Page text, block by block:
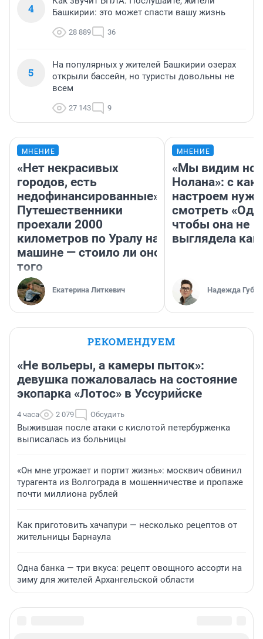
4
Башкирии: это может спасти вашу жизнь
28 889 36
5
На популярных у жителей Башкирии озерах
открыли бассейн, но туристы довольны не
всем
27 143 9
МНЕНИЕ
«Нет некрасивых
городов, есть
недофинансированные».
Путешественники
проехали 2000
километров по Уралу на
машине — стоило ли оно
того
Екатерина Литкевич
МНЕНИЕ
«Мы видим
Нолана»: с
настроем
смотреть
чтобы она не
выглядела как
Надежда
РЕКОМЕНДУЕМ
«Не вольеры, а камеры пыток»:
девушка пожаловалась на состояние
экопарка «Лотос» в Уссурийске
4 часа 2 079 Обсудить
Выжившая после атаки с кислотой петербурженка
выписалась из больницы
«Он мне угрожает и портит жизнь»: москвич обвинил
турагента из Волгограда в мошенничестве и пропаже
почти миллиона рублей
Как приготовить хачапури — несколько рецептов от
жительницы Барнаула
Одна банка — три вкуса: рецепт овощного ассорти на
зиму для жителей Архангельской области